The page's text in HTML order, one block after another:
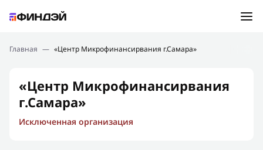
Подбор займа
Новости
Финансовое просвещение
Главная — «Центр Микрофинансирвания г.Самара»
«Центр Микрофинансирвания
г.Самара»
Исключенная организация
Ошибка:Контактная форма не найдена.
Спасибо, что написали нам
Мы свяжемся с Вами в ближайшее время и сообщим
результат
Отправить новый запрос